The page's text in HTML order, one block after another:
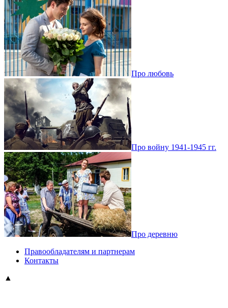
Про любовь
Про войну 1941-1945 гг.
Про деревню
Правообладателям и партнерам
Контакты
▲